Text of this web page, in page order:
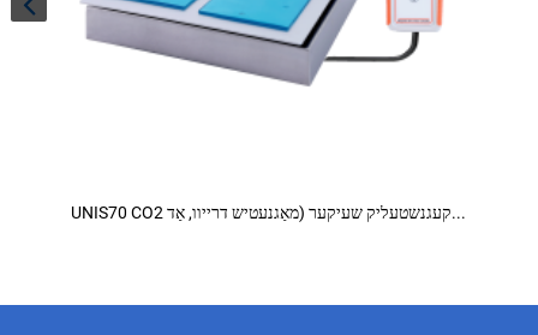
UNIS70 CO2 קעגנשטעליק שעיקער (מאַגנעטיש דרייוו, אַד...